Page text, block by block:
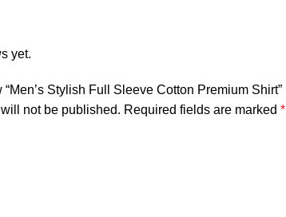
yet.
“Men’s Stylish Full Sleeve Cotton Premium Shirt”
not be published. Required fields are marked *